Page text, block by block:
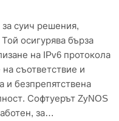
за суич решения,
осигурява бърза
на IPv6 протокола
съответствие и
и безпрепятствена
Софтуерът ZyNOS
за…